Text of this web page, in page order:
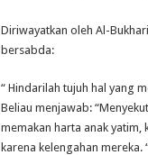
Diriwayatkan oleh Al-
bersabda:
“ Hindarilah tujuh hal yang
Beliau menjawab:
memakan harta anak
karena kelengahan mereka.